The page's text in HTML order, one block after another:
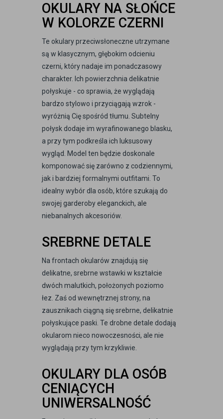
OKULARY NA SŁOŃCE
W KOLORZE CZERNI
Te okulary przeciwsłoneczne utrzymane
są w klasycznym, głębokim odcieniu
czerni, który nadaje im ponadczasowy
charakter. Ich powierzchnia delikatnie
połyskuje - co sprawia, że wyglądają
bardzo stylowo i przyciągają wzrok -
wyróżnią Cię spośród tłumu. Subtelny
połysk dodaje im wyrafinowanego blasku,
a przy tym podkreśla ich luksusowy
wygląd. Model ten będzie doskonale
komponować się zarówno z codziennymi,
jak i bardziej formalnymi outfitami. To
idealny wybór dla osób, które szukają do
swojej garderoby eleganckich, ale
niebanalnych akcesoriów.
SREBRNE DETALE
Na frontach okularów znajdują się
delikatne, srebrne wstawki w kształcie
dwóch malutkich, położonych poziomo
łez. Zaś od wewnętrznej strony, na
zausznikach ciągną się srebrne, delikatnie
połyskujące paski. Te drobne detale dodają
okularom nieco nowoczesności, ale nie
wyglądają przy tym krzykliwie.
OKULARY DLA OSÓB
CENIĄCYCH
UNIWERSALNOŚĆ